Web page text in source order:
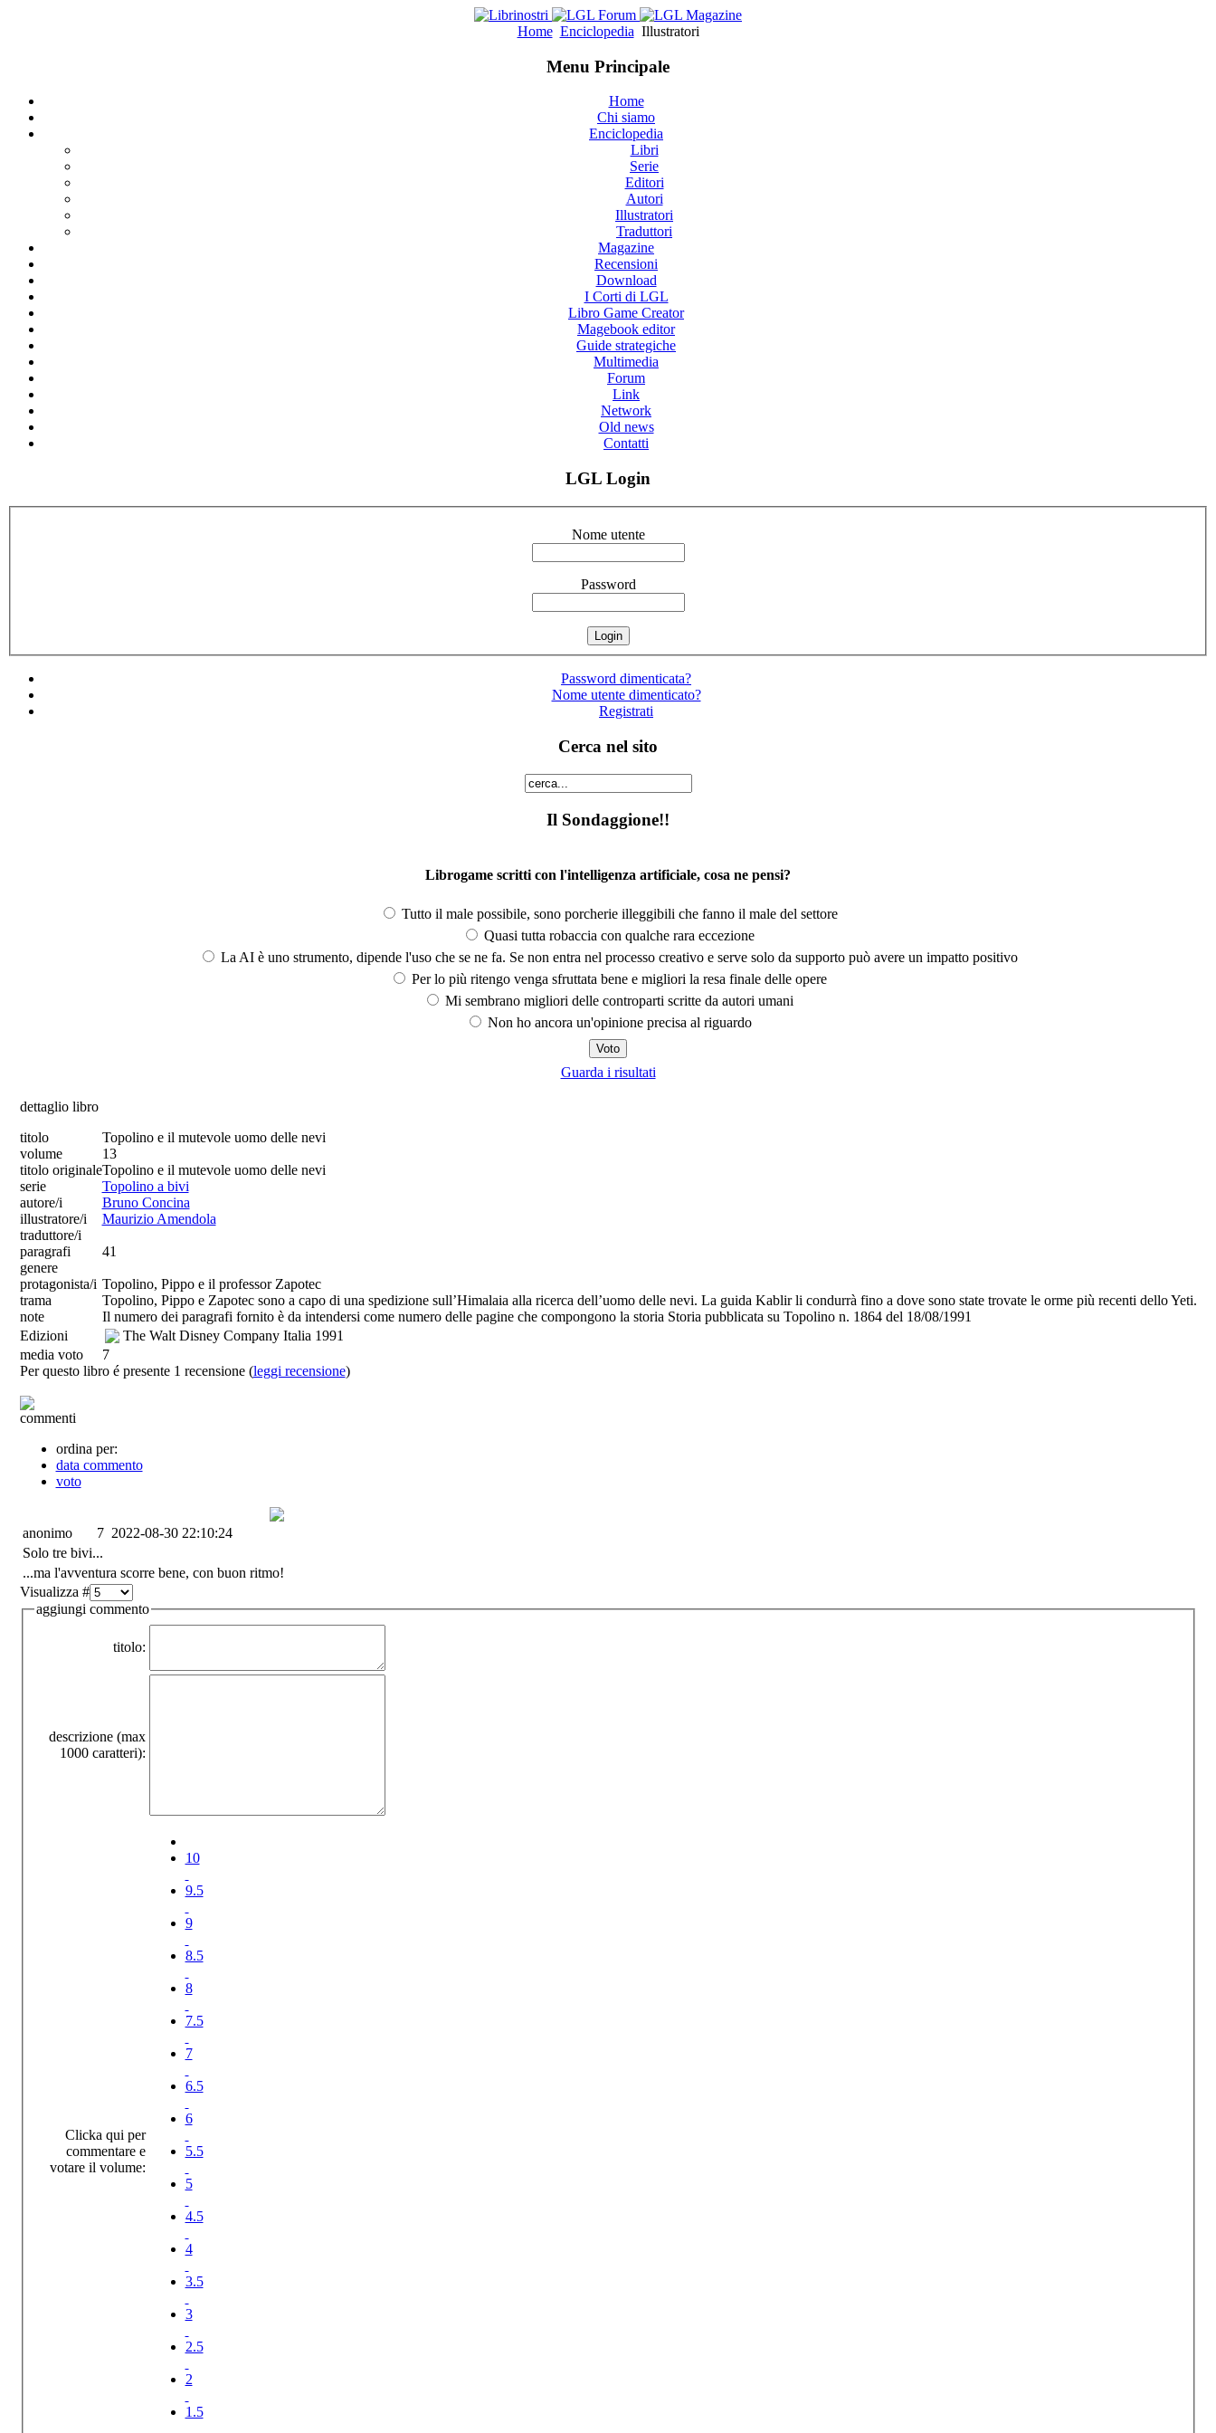
Home Enciclopedia Illustratori
Menu Principale
Home
Chi siamo
Enciclopedia
Libri
Serie
Editori
Autori
Illustratori
Traduttori
Magazine
Recensioni
Download
I Corti di LGL
Libro Game Creator
Magebook editor
Guide strategiche
Multimedia
Forum
Link
Network
Old news
Contatti
LGL Login
Nome utente
Password
Password dimenticata?
Nome utente dimenticato?
Registrati
Cerca nel sito
Il Sondaggione!!
Librogame scritti con l'intelligenza artificiale, cosa ne pensi?
Tutto il male possibile, sono porcherie illeggibili che fanno il male del settore
Quasi tutta robaccia con qualche rara eccezione
La AI è uno strumento, dipende l'uso che se ne fa. Se non entra nel processo creativo e serve solo da supporto può avere un impatto positivo
Per lo più ritengo venga sfruttata bene e migliori la resa finale delle opere
Mi sembrano migliori delle controparti scritte da autori umani
Non ho ancora un'opinione precisa al riguardo
Guarda i risultati
dettaglio libro
titolo
Topolino e il mutevole uomo delle nevi
volume
13
titolo originaleTopolino e il mutevole uomo delle nevi
serie
Topolino a bivi
autore/i
Bruno Concina
illustratore/i
Maurizio Amendola
traduttore/i
paragrafi
41
genere
protagonista/i Topolino, Pippo e il professor Zapotec
trama
Topolino, Pippo e Zapotec sono a capo di una spedizione sull’Himalaia alla ricerca dell’uomo delle nevi. La guida Kablir li condurrà fino a dove sono state trovate le orme più recenti dello Yeti.
note
Il numero dei paragrafi fornito è da intendersi come numero delle pagine che compongono la storia Storia pubblicata su Topolino n. 1864 del 18/08/1991
Edizioni
The Walt Disney Company Italia 1991
media voto
7
Per questo libro é presente 1 recensione (leggi recensione)
commenti
ordina per:
data commento
voto
anonimo 7 2022-08-30 22:10:24
Solo tre bivi...
...ma l'avventura scorre bene, con buon ritmo!
Visualizza #
aggiungi commento
titolo:
descrizione (max
1000 caratteri):
Clicka qui per
commentare e
votare il volume:
10
9.5
9
8.5
8
7.5
7
6.5
6
5.5
5
4.5
4
3.5
3
2.5
2
1.5